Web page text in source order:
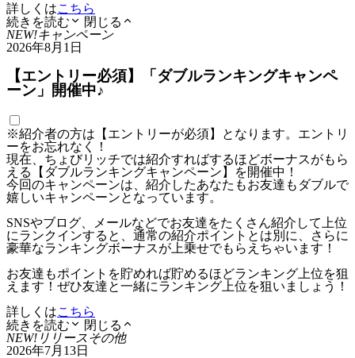
詳しくはこちら
続きを読む
閉じる
NEW!キャンペーン
2026年8月1日
【エントリー必須】「ダブルランキングキャンペ
ーン」開催中♪
※紹介者の方は【エントリーが必須】となります。エントリ
ーをお忘れなく！
現在、ちょびリッチでは紹介すればするほどボーナスがもら
える【ダブルランキングキャンペーン】を開催中！
今回のキャンペーンは、紹介したあなたもお友達もダブルで
嬉しいキャンペーンとなっています。
SNSやブログ、メールなどでお友達をたくさん紹介して上位
にランクインすると、通常の紹介ポイントとは別に、さらに
豪華なランキングボーナスが上乗せでもらえちゃいます！
お友達もポイントを貯めれば貯めるほどランキング上位を狙
えます！ぜひ友達と一緒にランキング上位を狙いましょう！
詳しくはこちら
続きを読む
閉じる
NEW! リリースその他
2026年7月13日